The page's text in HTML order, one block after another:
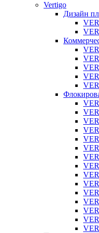
Vertigo
Дизайн